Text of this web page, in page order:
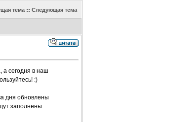
тема:: Следующая тема
а сегодня в наш
:)
дня обновлены
заполнены